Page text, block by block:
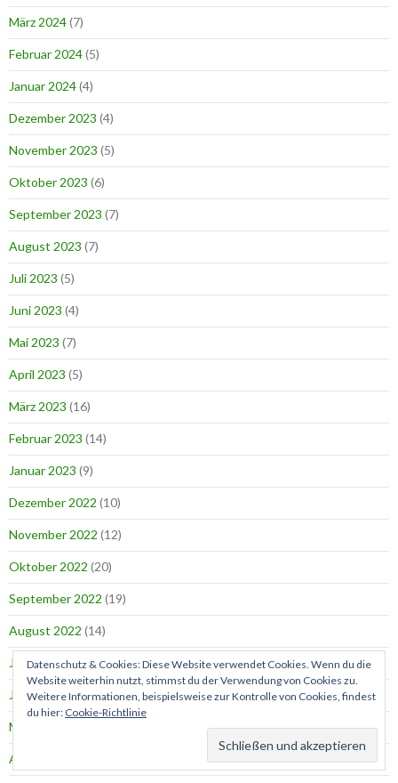
März 2024(7)
Februar 2024(5)
Januar 2024(4)
Dezember 2023 (4)
November 2023 (5)
Oktober 2023 (6)
September 2023 (7)
August 2023 (7)
Juli 2023 (5)
Juni 2023 (4)
Mai 2023 (7)
April 2023 (5)
März 2023 (16)
Februar 2023 (14)
Januar 2023 (9)
Dezember 2022 (10)
November 2022 (12)
Oktober 2022 (20)
September 2022 (19)
August 2022 (14)
Juli 2022(14)
Juni 2022(27)
Mai 2022
April 2022
Datenschutz & Cookies: Diese Website verwendet Cookies. Wenn du die
Website weiterhin nutzt, stimmst du der Verwendung von Cookies zu.
Weitere Informationen, beispielsweise zur Kontrolle von Cookies, findest
du hier: Cookie-Richtlinie